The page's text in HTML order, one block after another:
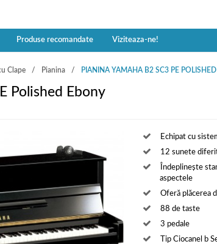
Produse recomandate Viziteaza-ne!
Clape Pianina PIANINA YAMAHA B2 SC3 PE
Polished Ebony
Echipat cu
12 sunete
Îndeplinește
aspectele
Oferă plăcerea
88 de taste
3 pedale
Tip Ciocanel b